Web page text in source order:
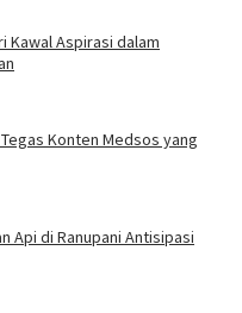
Kawal Aspirasi dalam
Konten Medsos yang
Api di Ranupani Antisipasi